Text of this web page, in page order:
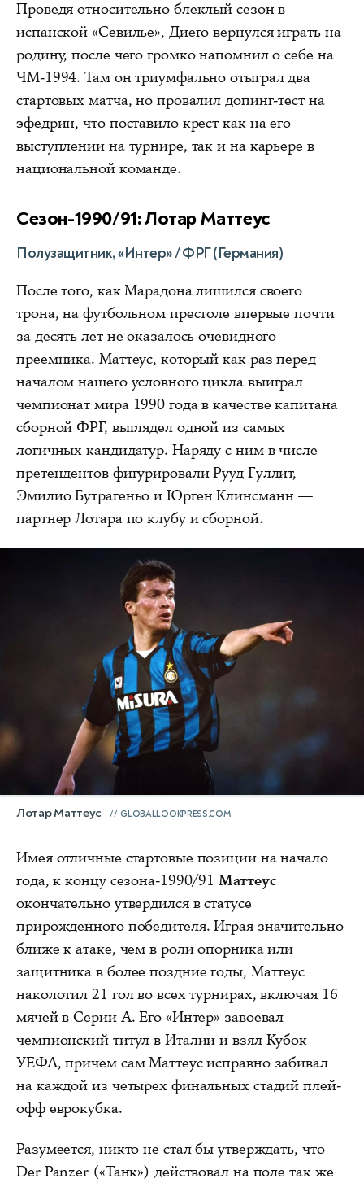
Проведя относительно блеклый сезон в
испанской «Севилье», Диего вернулся играть на
родину, после чего громко напомнил о себе на
ЧМ-1994. Там он триумфально отыграл два
стартовых матча, но провалил допинг-тест на
эфедрин, что поставило крест как на его
выступлении на турнире, так и на карьере в
национальной команде.
Сезон-1990/91: Лотар Маттеус
Полузащитник, «Интер» / ФРГ (Германия)
После того, как Марадона лишился своего
трона, на футбольном престоле впервые почти
за десять лет не оказалось очевидного
преемника. Маттеус, который как раз перед
началом нашего условного цикла выиграл
чемпионат мира 1990 года в качестве капитана
сборной ФРГ, выглядел одной из самых
логичных кандидатур. Наряду с ним в числе
претендентов фигурировали Рууд Гуллит,
Эмилио Бутрагеньо и Юрген Клинсманн —
партнер Лотара по клубу и сборной.
Лотар Маттеус GLOBALLOOKPRESS.COM
Имея отличные стартовые позиции на начало
года, к концу сезона-1990/91Маттеус
окончательно утвердился в статусе
прирожденного победителя. Играя значительно
ближе к атаке, чем в роли опорника или
защитника в более поздние годы, Маттеус
наколотил 21 гол во всех турнирах, включая 16
мячей в Серии А. Его «Интер» завоевал
чемпионский титул в Италии и взял Кубок
УЕФА, причем сам Маттеус исправно забивал
на каждой из четырех финальных стадий плей-
офф еврокубка.
Разумеется, никто не стал бы утверждать, что
Der Panzer («Танк») действовал на поле так же